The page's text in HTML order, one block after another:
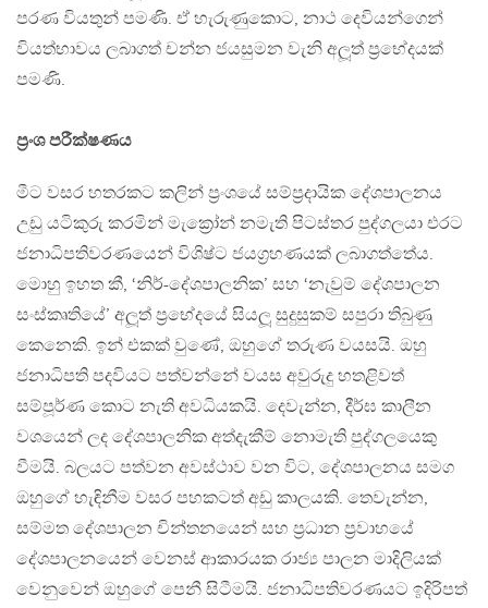
පරණ වියතුන් පමණි. ඒ හැරුණුකොට, නාථ දෙවියන්ගෙන්
වියත්භාවය ලබාගත් චන්න ජයසුමන වැනි අලූත් ප්‍රභේදයක්
පමණි.
ප්‍රංශ පරීක්ෂණය
මීට වසර හතරකට කලින් ප්‍රංශයේ සම්ප්‍රදායික දේශපාලනය
උඩු යටිකුරු කරමින් මැක්‍රෝන් නමැති පිටස්තර පුද්ගලයා එරට
ජනාධිපතිවරණයෙන් විශිෂ්ට ජයග්‍රහණයක් ලබාගත්තේය.
මොහු ඉහත කී, ‘නිර්-දේශපාලනික’ සහ ‘නැවුම් දේශපාලන
සංස්කෘතියේ’ අලූත් ප්‍රභේදයේ සියලූ සුදුසුකම් සපුරා තිබුණු
කෙනෙකි. ඉන් එකක් වුණේ, ඔහුගේ තරුණ වයසයි. ඔහු
ජනාධිපති පදවියට පත්වන්නේ වයස අවුරුදු හතළිවත්
සම්පූර්ණ කොට නැති අවධියකයි. දෙවැන්න, දීර්ඝ කාලීන
වශයෙන් ලද දේශපාලනික අත්දැකීම් නොමැති පුද්ගලයෙකු
වීමයි. බලයට පත්වන අවස්ථාව වන විට, දේශපාලනය සමග
ඔහුගේ හැඳිනීම වසර පහකටත් අඩු කාලයකි. තෙවැන්න,
සම්මත දේශපාලන චින්තනයෙන් සහ ප්‍රධාන ප්‍රවාහයේ
දේශපාලනයෙන් වෙනස් ආකාරයක රාජ්‍ය පාලන මාදිලියක්
වෙනුවෙන් ඔහුගේ පෙනී සිටීමයි. ජනාධිපතිවරණයට ඉදිරිපත්